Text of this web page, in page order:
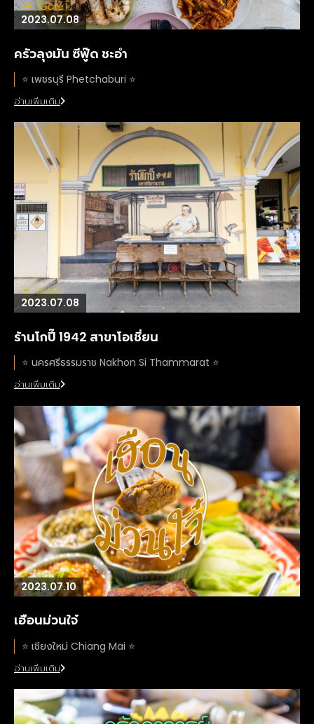
2023.07.08
ครัวลุงมัน ซีฟู๊ด ชะอำ
⭐️ เพชรบุรี Phetchaburi ⭐️
อ่านเพิ่มเติม
2023.07.08
ร้านโกปี๊ 1942 สาขาโอเชี่ยน
⭐️ นครศรีธรรมราช Nakhon Si Thammarat ⭐️
อ่านเพิ่มเติม
2023.07.10
เฮือนม่วนใจ๋
⭐️ เชียงใหม่ Chiang Mai ⭐️
อ่านเพิ่มเติม